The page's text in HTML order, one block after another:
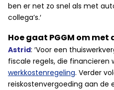
ben er net zo snel als met
collega’s.′
Hoe gaat PGGM om met
Astrid: ′Voor een
fiscale regels, die financieren
werkkostenregeling. Verder
reiskostenvergoeding aan de